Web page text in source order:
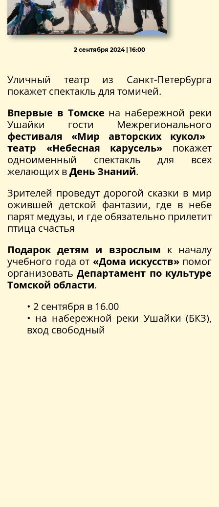
2 сентября 2024 | 16:00
Уличный театр из Санкт-Петербурга
покажет спектакль для томичей.
Впервые в Томске на набережной реки
Ушайки гости Межрегионального
фестиваля «Мир авторских кукол»
театр «Небесная карусель» покажет
одноименный спектакль для всех
желающих вДень Знаний.
Зрителей проведут дорогой сказки в мир
ожившей детской фантазии, где в небе
парят медузы, и где обязательно прилетит
птица счастья
Подарок детям и взрослым к началу
учебного года от «Дома искусств»помог
организоватьДепартамент по культуре
Томской области.
• 2 сентября в 16.00
• на набережной реки Ушайки (БКЗ),
вход свободный